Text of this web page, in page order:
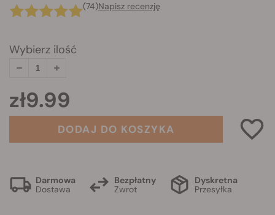
(74)Napisz recenzję
Wybierz ilość
zł9.99
DODAJ DO KOSZYKA
Darmowa
Dostawa
Bezpłatny
Zwrot
Dyskretna
Przesyłka